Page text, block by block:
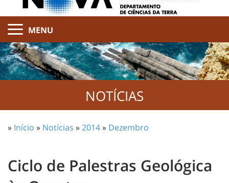
MENU
NOTÍCIAS
» Início » Notícias »2014» Dezembro
Ciclo de Palestras Geológica